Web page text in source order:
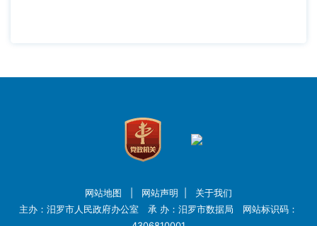
网站地图 网站声明
关于我们
主办：汨罗市人民政府办公室 承 办：汨罗市数据局 网站标识码：